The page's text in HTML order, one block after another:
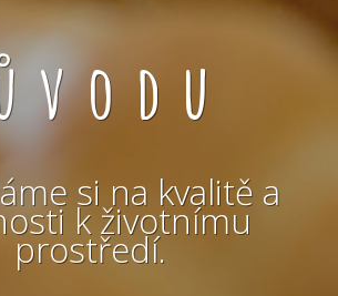
si na kvalitě a
k životnímu
prostředí.